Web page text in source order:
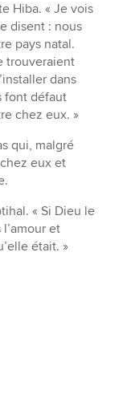
Hiba. « Je vois
disent : nous
pays natal.
trouveraient
dans
font défaut
chez eux. »
qui, malgré
eux et
« Si Dieu le
et
était. »